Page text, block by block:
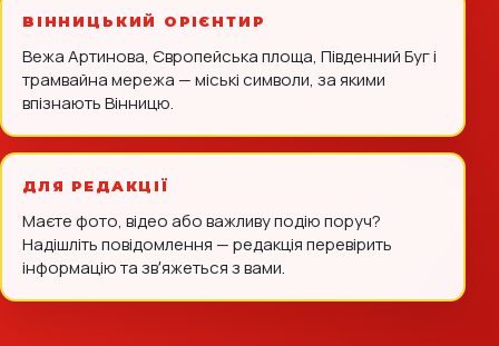
ВІННИЦЬКИЙ ОРІЄНТИР
Вежа Артинова, Європейська площа, Південний Буг і
трамвайна мережа — міські символи, за якими
впізнають Вінницю.
ДЛЯ РЕДАКЦІЇ
Маєте фото, відео або важливу подію поруч?
Надішліть повідомлення — редакція перевірить
інформацію та звʼяжеться з вами.